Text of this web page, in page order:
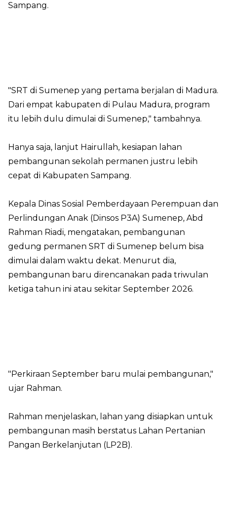
Sampang.
"SRT di Sumenep yang pertama berjalan di Madura.
Dari empat kabupaten di Pulau Madura, program
itu lebih dulu dimulai di Sumenep," tambahnya.
Hanya saja, lanjut Hairullah, kesiapan lahan
pembangunan sekolah permanen justru lebih
cepat di Kabupaten Sampang.
Kepala Dinas Sosial Pemberdayaan Perempuan dan
Perlindungan Anak (Dinsos P3A) Sumenep, Abd
Rahman Riadi, mengatakan, pembangunan
gedung permanen SRT di Sumenep belum bisa
dimulai dalam waktu dekat. Menurut dia,
pembangunan baru direncanakan pada triwulan
ketiga tahun ini atau sekitar September 2026.
"Perkiraan September baru mulai pembangunan,"
ujar Rahman.
Rahman menjelaskan, lahan yang disiapkan untuk
pembangunan masih berstatus Lahan Pertanian
Pangan Berkelanjutan (LP2B).